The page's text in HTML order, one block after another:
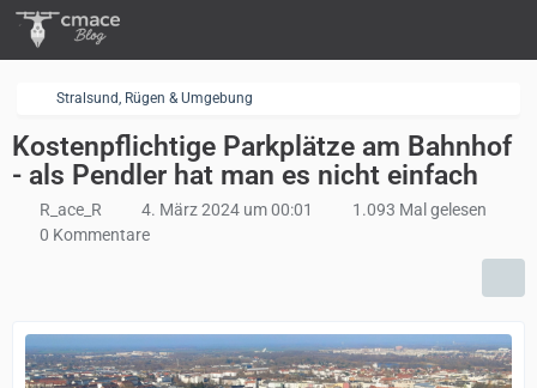
Stralsund, Rügen & Umgebung
Kostenpflichtige Parkplätze am Bahnhof
- als Pendler hat man es nicht einfach
R_ace_R 4. März 2024 um 00:01
1.093 Mal gelesen
0 Kommentare